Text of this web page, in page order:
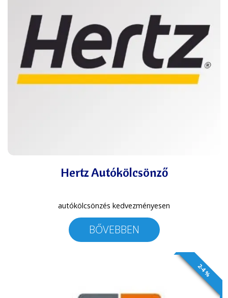
Hertz Autókölcsönző
autókölcsönzés kedvezményesen
BŐVEBBEN
2-4 %